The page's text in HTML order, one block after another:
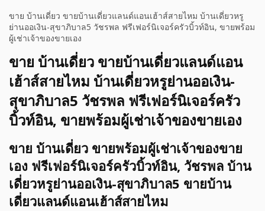
ขาย บ้านเดี่ยว ขายบ้านเดี่ยวแลนด์แอนเฮ้าส์สายไหม บ้านเดี่ยวหรู
ย่านออเงิน-สุขาภิบาล5 วัชรพล ฟรีเฟอร์นิเจอร์ครัวบิ้วท์อิน, ขายพร้อม
ผู้เช่าเจ้าของขายเอง
ขาย บ้านเดี่ยว ขายบ้านเดี่ยวแลนด์แอน
เฮ้าส์สายไหม บ้านเดี่ยวหรูย่านออเงิน-
สุขาภิบาล5 วัชรพล ฟรีเฟอร์นิเจอร์ครัว
บิ้วท์อิน, ขายพร้อมผู้เช่าเจ้าของขายเอง
ขาย บ้านเดี่ยว ขายพร้อมผู้เช่าเจ้าของขาย
เอง ฟรีเฟอร์นิเจอร์ครัวบิ้วท์อิน, วัชรพล บ้าน
เดี่ยวหรูย่านออเงิน-สุขาภิบาล5 ขายบ้าน
เดี่ยวแลนด์แอนเฮ้าส์สายไหม